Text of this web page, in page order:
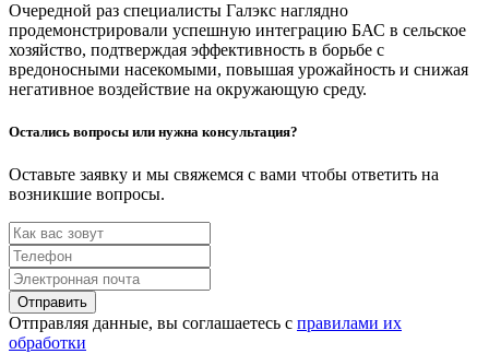
Очередной раз специалисты Галэкс наглядно
продемонстрировали успешную интеграцию БАС в сельское
хозяйство, подтверждая эффективность в борьбе с
вредоносными насекомыми, повышая урожайность и снижая
негативное воздействие на окружающую среду.
Остались вопросы или нужна консультация?
Оставьте заявку и мы свяжемся с вами чтобы ответить на
возникшие вопросы.
Отправить
Отправляя данные, вы соглашаетесь с правилами их
обработки